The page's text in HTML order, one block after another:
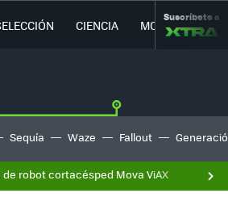
CIENCIA MOVILIDAD
Suscríbete a
Sequía Waze Fallout
de robot cortacésped Mova ViAX